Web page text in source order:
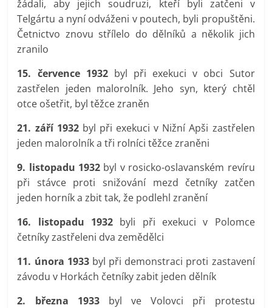
žádali, aby jejich soudruzi, kteří byli zatčeni v
Telgártu a nyní odváženi v poutech, byli propuštěni.
Četnictvo znovu střílelo do dělníků a několik jich
zranilo
15. července 1932byl při exekuci v obci Sutor
zastřelen jeden malorolník. Jeho syn, který chtěl
otce ošetřit, byl těžce zraněn
21. září 1932byl při exekuci v Nižní Apši zastřelen
jeden malorolník a tři rolníci těžce zraněni
9. listopadu 1932 byl v rosicko-oslavanském revíru
při stávce proti snižování mezd četníky zatčen
jeden horník a zbit tak, že podlehl zranění
16. listopadu 1932 byli při exekuci v Polomce
četníky zastřeleni dva zemědělci
11. února 1933byl při demonstraci proti zastavení
závodu v Horkách četníky zabit jeden dělník
2. března 1933byl ve Volovci při protestu